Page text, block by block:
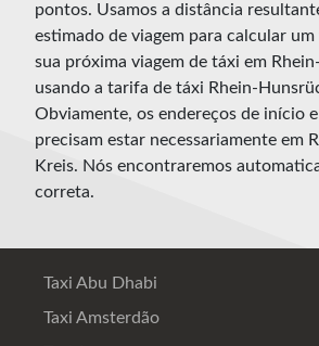
pontos. Usamos a distância
estimado de viagem para calcular
sua próxima viagem de táxi em
usando a tarifa de táxi Rhein-
Obviamente, os endereços de início
precisam estar necessariamente em
Kreis. Nós encontraremos
correta.
Taxi Abu Dhabi
Taxi Amsterdão